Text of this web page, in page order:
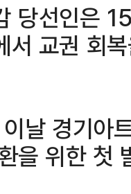
당선인은
서 교권 회
날 경기아
을 위한 첫